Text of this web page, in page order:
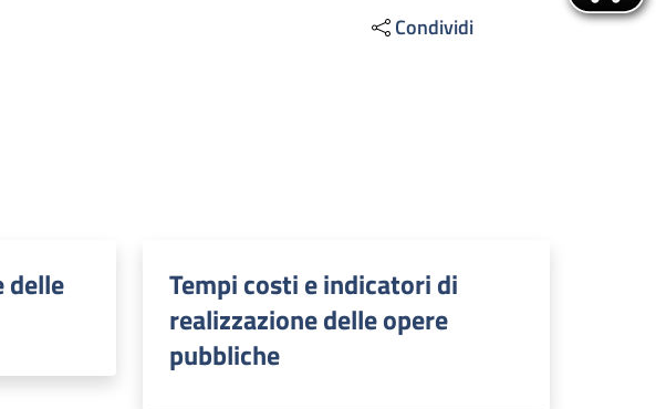
Condividi
delle
Tempi costi e indicatori di
realizzazione delle opere
pubbliche